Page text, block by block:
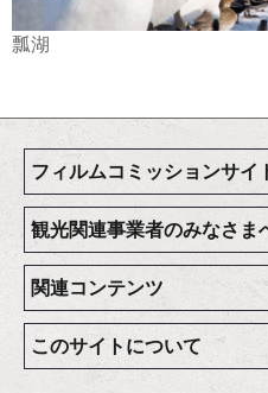
瓢湖
フィルムコミッションサイ
観光関連事業者のみなさま
関連コンテンツ
このサイトについて